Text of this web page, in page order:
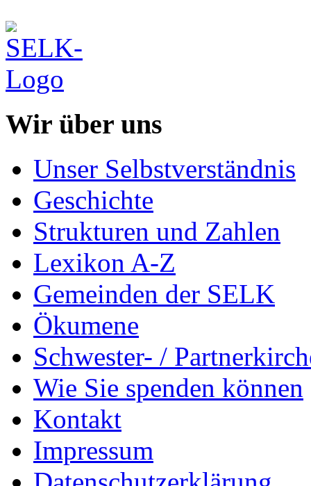
Wir über uns
Unser Selbstverständnis
Geschichte
Strukturen und Zahlen
Lexikon A-Z
Gemeinden der SELK
Ökumene
Schwester- /
Wie Sie spenden können
Kontakt
Impressum